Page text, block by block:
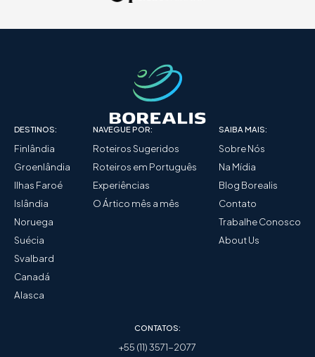
DESTINOS:
Finlândia
Groenlândia
Ilhas Faroé
Islândia
Noruega
Suécia
Svalbard
Canadá
Alasca
NAVEGUE POR:
Roteiros Sugeridos
Roteiros em Português
Experiências
O Ártico mês a mês
SAIBA MAIS:
Sobre Nós
Na Mídia
Blog Borealis
Contato
Trabalhe Conosco
About Us
CONTATOS:
+55 (11) 3571-2077